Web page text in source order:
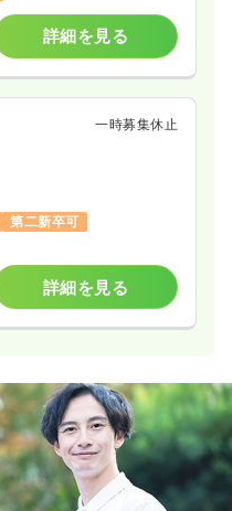
詳細を見る
一時募集休止
第二新卒可
詳細を見る